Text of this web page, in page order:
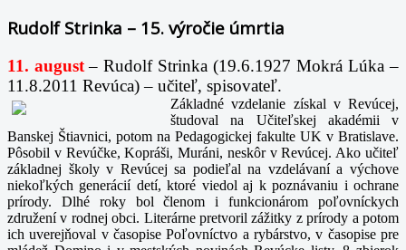
Rudolf Strinka – 15. výročie úmrtia
11. august – Rudolf Strinka (19.6.1927 Mokrá Lúka –
11.8.2011 Revúca) – učiteľ, spisovateľ.
Základné vzdelanie získal v Revúcej,
študoval na Učiteľskej akadémii v
Banskej Štiavnici, potom na Pedagogickej fakulte UK v Bratislave.
Pôsobil v Revúčke, Kopráši, Muráni, neskôr v Revúcej. Ako učiteľ
základnej školy v Revúcej sa podieľal na vzdelávaní a výchove
niekoľkých generácií detí, ktoré viedol aj k poznávaniu i ochrane
prírody. Dlhé roky bol členom i funkcionárom poľovníckych
združení v rodnej obci. Literárne pretvoril zážitky z prírody a potom
ich uverejňoval v časopise Poľovníctvo a rybárstvo, v časopise pre